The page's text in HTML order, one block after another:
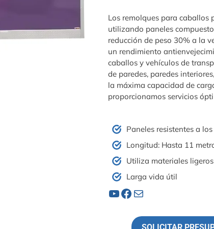
Los remolques para
utilizando paneles
reducción de peso 30% a la
un rendimiento
caballos y vehículos de
de paredes, paredes
la máxima capacidad de
proporcionamos servicios
Paneles resistentes a
Longitud: Hasta 11
Utiliza materiales
Larga vida útil
YouTube Facebook Correo electrónico